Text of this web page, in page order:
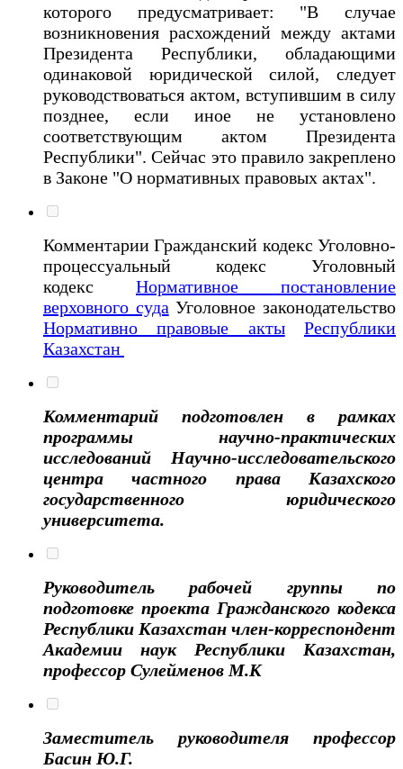
которого предусматривает: "В случае
возникновения расхождений между актами
Президента Республики, обладающими
одинаковой юридической силой, следует
руководствоваться актом, вступившим в силу
позднее, если иное не установлено
соответствующим актом Президента
Республики". Сейчас это правило закреплено
в Законе "О нормативных правовых актах".
Комментарии Гражданский кодекс Уголовно-
процессуальный кодекс Уголовный
кодекс Нормативное постановление
верховного суда Уголовное законодательство
Нормативно правовые акты
Республики
Казахстан
Комментарий подготовлен в рамках
программы научно-практических
исследований Научно-исследовательского
центра частного права Казахского
государственного юридического
университета.
Руководитель рабочей группы по
подготовке проекта Гражданского кодекса
Республики Казахстан член-корреспондент
Академии наук Республики Казахстан,
профессор Сулейменов М.К
Заместитель руководителя профессор
Басин Ю.Г.